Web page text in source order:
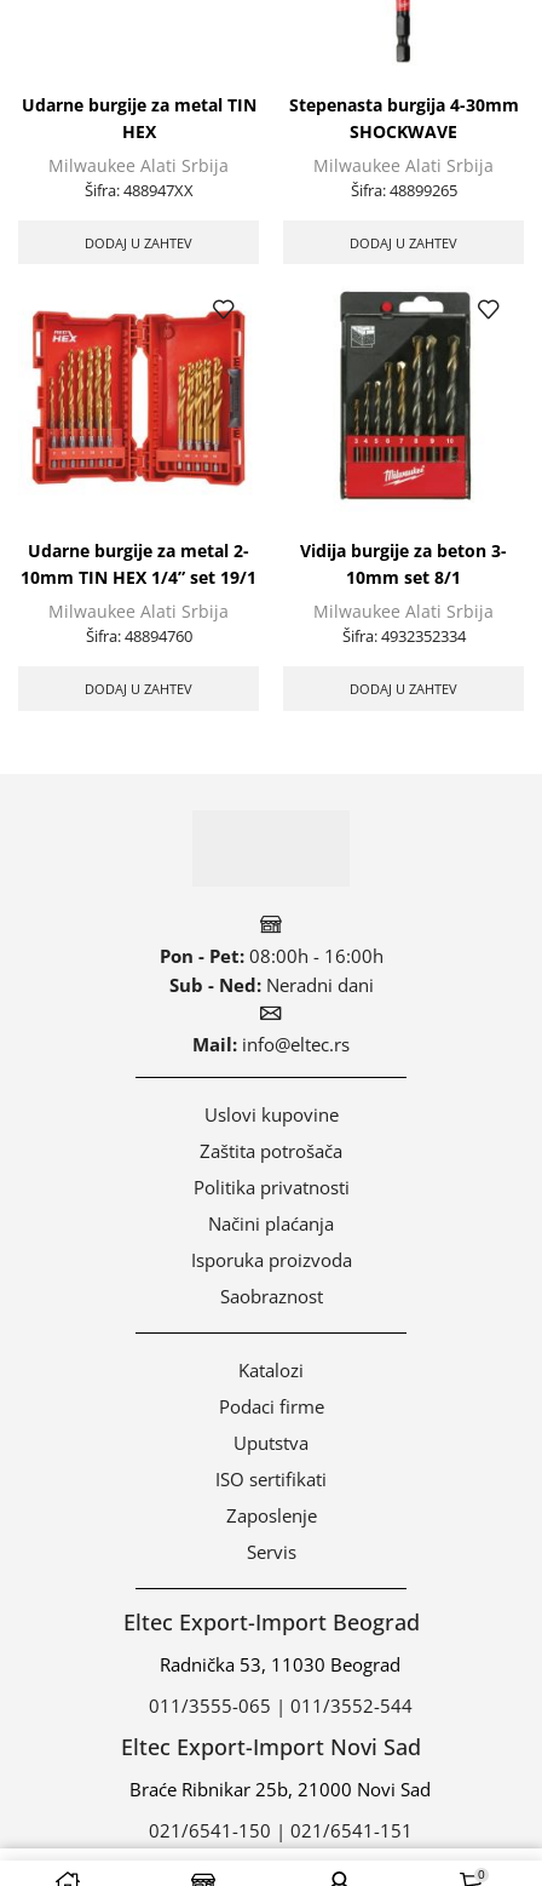
Udarne burgije za metal TIN
HEX
Milwaukee Alati Srbija
Šifra:488947XX
DODAJ U ZAHTEV
Stepenasta burgija 4-30mm
SHOCKWAVE
Milwaukee Alati Srbija
Šifra:48899265
DODAJ U ZAHTEV
Udarne burgije za metal 2-
10mm TIN HEX 1/4” set 19/1
Milwaukee Alati Srbija
Šifra:48894760
DODAJ U ZAHTEV
Vidija burgije za beton 3-
10mm set 8/1
Milwaukee Alati Srbija
Šifra:4932352334
DODAJ U ZAHTEV
Pon - Pet:08:00h - 16:00h
Sub - Ned:Neradni dani
Mail: info@eltec.rs
Uslovi kupovine
Zaštita potrošača
Politika privatnosti
Načini plaćanja
Isporuka proizvoda
Saobraznost
Katalozi
Podaci firme
Uputstva
ISO sertifikati
Zaposlenje
Servis
Eltec Export-Import Beograd
Radnička 53, 11030 Beograd
011/3555-065 | 011/3552-544
Eltec Export-Import Novi Sad
Braće Ribnikar 25b, 21000 Novi Sad
021/6541-150 | 021/6541-151
0